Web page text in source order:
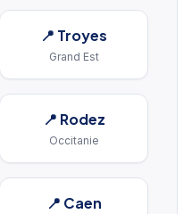
📍 Troyes
Grand Est
📍 Rodez
Occitanie
📍 Caen